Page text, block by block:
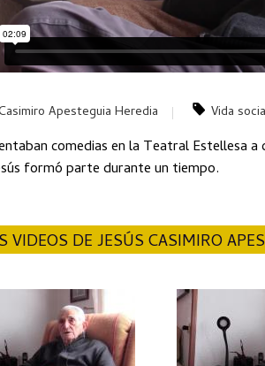
Apesteguia Heredia Vida
comedias en la Teatral Estellesa
formó parte durante un tiempo.
VIDEOS DE JESÚS CASIMIRO